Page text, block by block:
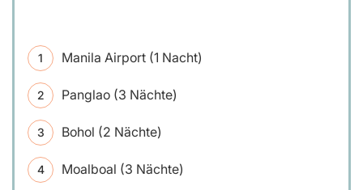
Manila Airport (1 Nacht)
Panglao (3 Nächte)
Bohol (2 Nächte)
Moalboal (3 Nächte)